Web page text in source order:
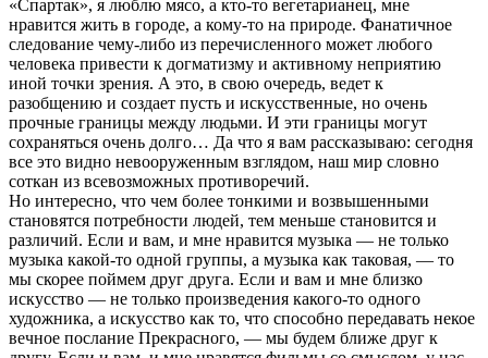
«Спартак», я люблю мясо, а кто-то вегетарианец, мне
нравится жить в городе, а кому-то на природе. Фанатичное
следование чему-либо из перечисленного может любого
человека привести к догматизму и активному неприятию
иной точки зрения. А это, в свою очередь, ведет к
разобщению и создает пусть и искусственные, но очень
прочные границы между людьми. И эти границы могут
сохраняться очень долго… Да что я вам рассказываю: сегодня
все это видно невооруженным взглядом, наш мир словно
соткан из всевозможных противоречий.
Но интересно, что чем более тонкими и возвышенными
становятся потребности людей, тем меньше становится и
различий. Если и вам, и мне нравится музыка — не только
музыка какой-то одной группы, а музыка как таковая, — то
мы скорее поймем друг друга. Если и вам и мне близко
искусство — не только произведения какого-то одного
художника, а искусство как то, что способно передавать некое
вечное послание Прекрасного, — мы будем ближе друг к